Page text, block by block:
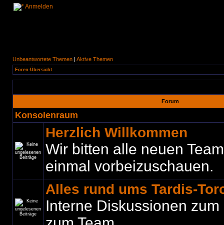
Anmelden
Unbeantwortete Themen | Aktive Themen
Foren-Übersicht
Forum
Konsolenraum
Herzlich Willkommen
Wir bitten alle neuen
einmal vorbeizuschauen.
Alles rund ums Tardis-
Interne Diskussionen